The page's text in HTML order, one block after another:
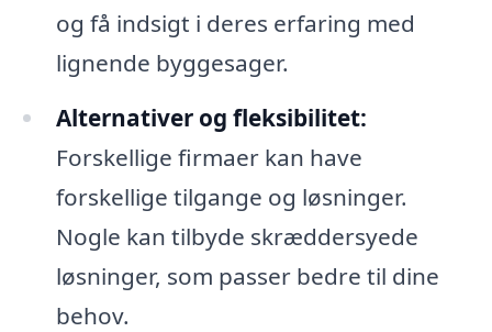
og få indsigt i deres erfaring med
lignende byggesager.
Alternativer og fleksibilitet:
Forskellige firmaer kan have
forskellige tilgange og løsninger.
Nogle kan tilbyde skræddersyede
løsninger, som passer bedre til dine
behov.